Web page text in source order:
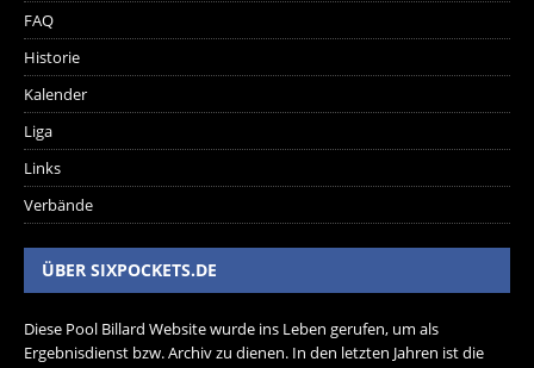
FAQ
Historie
Kalender
Liga
Links
Verbände
ÜBER SIXPOCKETS.DE
Diese Pool Billard Website wurde ins Leben gerufen, um als
Ergebnisdienst bzw. Archiv zu dienen. In den letzten Jahren ist die